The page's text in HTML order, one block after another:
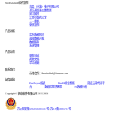
FineDataLink标杆案例
台晶（宁波）电子有限公司
某交通高速公路集团
浙江国贸
江西中医药大学
三一重机
更多案例
产品功能
实时数据同步
高效数据开发
数据服务
系统管理
产品动态
更新日志
帮助文档
学习视频
联系我们
市场合作：finedatalink@fanruan.com
友情链接
FineReport报表
FineBI商业智能
简道云零代码平
台
数据库知识教程 BI数据分析
Copyright © 帆软软件有限公司 2015-2026
苏公网安备32020502001567号 苏ICP备18065767号